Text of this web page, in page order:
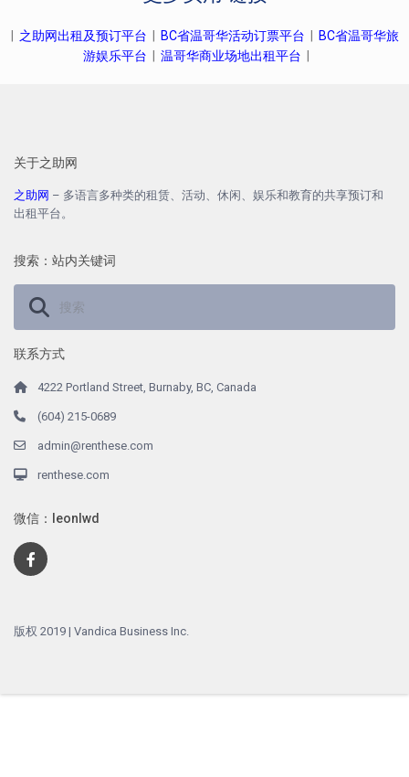
之助网出租及预订平台 BC省温哥华活动订票平台
BC省温哥华旅
游娱乐平台
温哥华商业场地出租平台
关于之助网
之助网 – 多语言多种类的租赁、活动、休闲、娱乐和教育的共享预订和
出租平台。
搜索：站内关键词
联系方式
4222 Portland Street, Burnaby, BC, Canada
(604) 215-0689
admin@renthese.com
renthese.com
微信：leonlwd
版权 2019 | Vandica Business Inc.